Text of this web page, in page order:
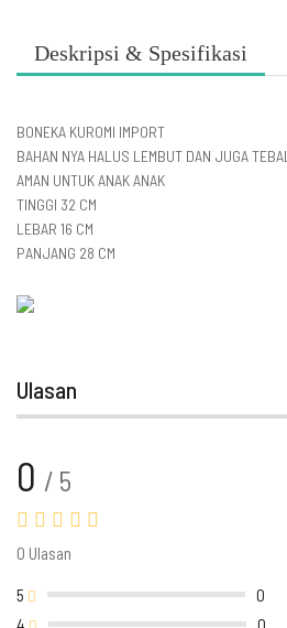
Deskripsi & Spesifikasi
BONEKA KUROMI IMPORT
BAHAN NYA HALUS LEMBUT DAN JUGA TEBAL
AMAN UNTUK ANAK ANAK
TINGGI 32 CM
LEBAR 16 CM
PANJANG 28 CM
Ulasan
0 / 5
0 Ulasan
5
0